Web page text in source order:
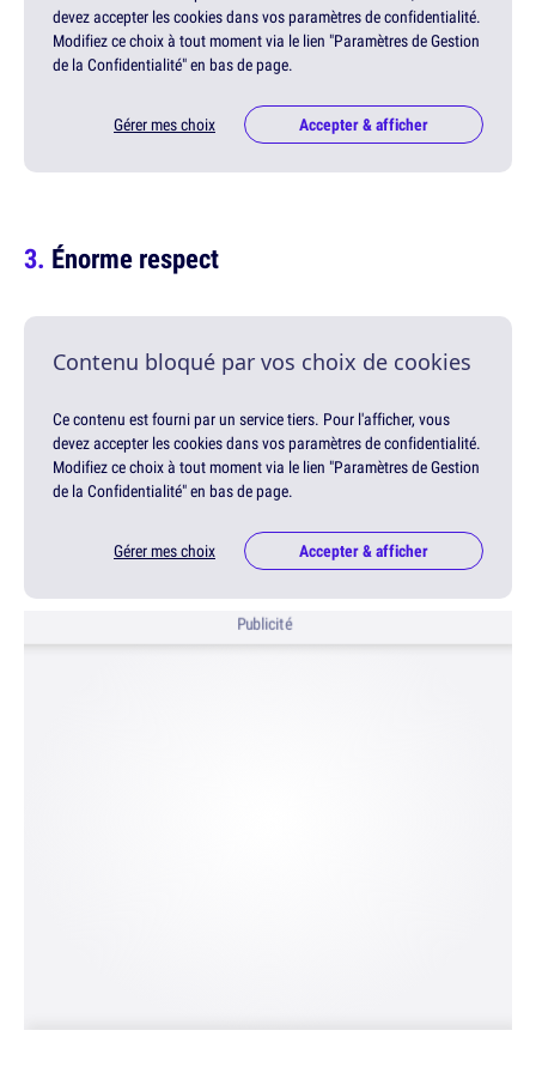
devez accepter les cookies dans vos paramètres de confidentialité.
Modifiez ce choix à tout moment via le lien "Paramètres de Gestion
de la Confidentialité" en bas de page.
Gérer mes choix Accepter & afficher
Énorme respect
Contenu bloqué par vos choix de cookies
Ce contenu est fourni par un service tiers. Pour l'afficher, vous
devez accepter les cookies dans vos paramètres de confidentialité.
Modifiez ce choix à tout moment via le lien "Paramètres de Gestion
de la Confidentialité" en bas de page.
Gérer mes choix Accepter & afficher
Publicité